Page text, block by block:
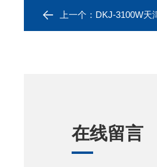
上一个： DKJ-3100W天津伯纳
在线留言